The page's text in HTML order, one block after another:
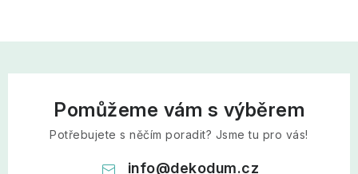
Pomůžeme vám s výběrem
Potřebujete s něčím poradit? Jsme tu pro vás!
info@dekodum.cz